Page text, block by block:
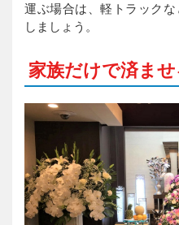
運ぶ場合は、軽トラック
しましょう。
家族だけで済ま